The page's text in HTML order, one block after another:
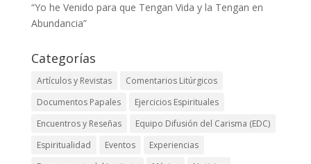
“Yo he Venido para que Tengan Vida y la Tengan en
Abundancia”
Categorías
Artículos y Revistas
Comentarios Litúrgicos
Documentos Papales
Ejercicios Espirituales
Encuentros y Reseñas
Equipo Difusión del Carisma (EDC)
Espiritualidad
Eventos
Experiencias